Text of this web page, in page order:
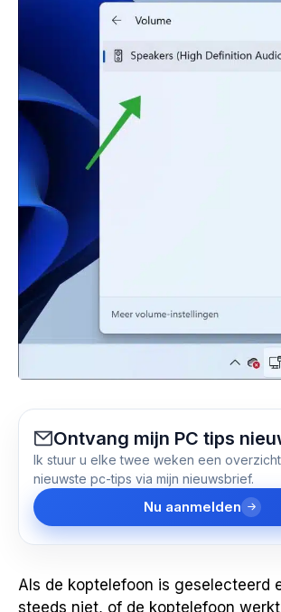
Ontvang mijn PC tips
Ik stuur u elke twee weken een
nieuwste pc-tips via mijn nieuwsbrief.
Nu aanmelden
Als de koptelefoon is geselecteerd
steeds niet, of de koptelefoon